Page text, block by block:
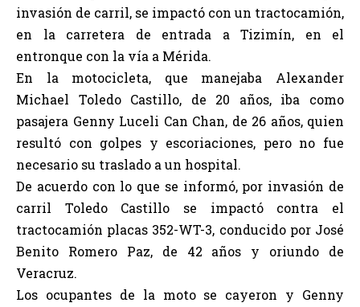
invasión de carril, se impactó con un tractocamión,
en la carretera de entrada a Tizimín, en el
entronque con la vía a Mérida.
En la motocicleta, que manejaba Alexander
Michael Toledo Castillo, de 20 años, iba como
pasajera Genny Luceli Can Chan, de 26 años, quien
resultó con golpes y escoriaciones, pero no fue
necesario su traslado a un hospital.
De acuerdo con lo que se informó, por invasión de
carril Toledo Castillo se impactó contra el
tractocamión placas 352-WT-3, conducido por José
Benito Romero Paz, de 42 años y oriundo de
Veracruz.
Los ocupantes de la moto se cayeron y Genny